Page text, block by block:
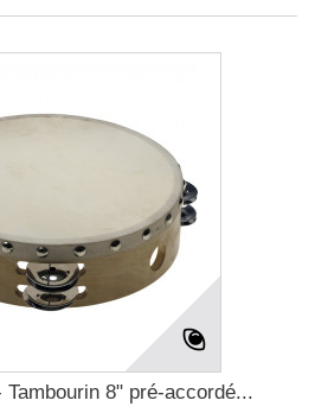
Tambourin 8" pré-accordé...